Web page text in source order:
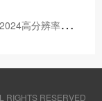
普
源MHO2024高分辨率数字示波器
RIGHTS RESERVED